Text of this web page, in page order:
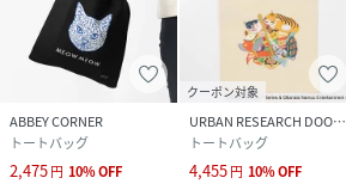
ABBEY CORNER
トートバッグ
2,475円 10%OFF
クーポン対象
URBAN RESEARCH DOORS
トートバッグ
4,455円 10%OFF